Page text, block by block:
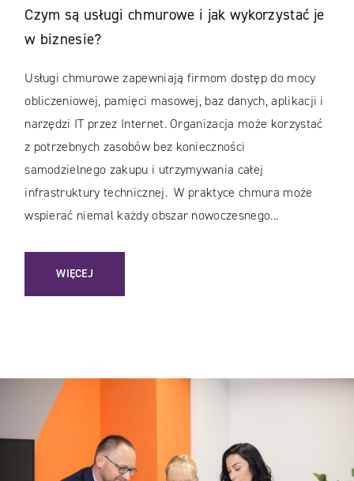
Czym są usługi chmurowe i jak wykorzystać je
w biznesie?
Usługi chmurowe zapewniają firmom dostęp do mocy
obliczeniowej, pamięci masowej, baz danych, aplikacji i
narzędzi IT przez Internet. Organizacja może korzystać
z potrzebnych zasobów bez konieczności
samodzielnego zakupu i utrzymywania całej
infrastruktury technicznej. W praktyce chmura może
wspierać niemal każdy obszar nowoczesnego...
WIĘCEJ
: CZYM SĄ USŁUGI CHMUROWE I JAK WYKORZYSTAĆ JE